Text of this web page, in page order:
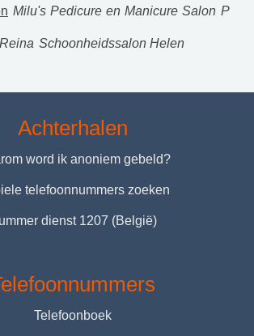
Milu's Pedicure en Manicure Salon P
Schoonheidssalon Helen
Achterhalen
word ik anoniem gebeld?
telefoonnummers zoeken
Nummer dienst 1207 (België)
Telefoonboek